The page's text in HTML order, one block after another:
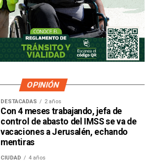
OPINIÓN
DESTACADAS 2 años
Con 4 meses trabajando, jefa de
control de abasto del IMSS se va de
vacaciones a Jerusalén, echando
mentiras
CIUDAD 4 años